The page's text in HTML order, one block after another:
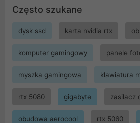
Często szukane
dysk ssd karta nvidia rtx
komputer gamingowy panele
myszka gamingowa klawiatura
rtx 5080 gigabyte zasilacz
obudowa aerocool rtx 5060